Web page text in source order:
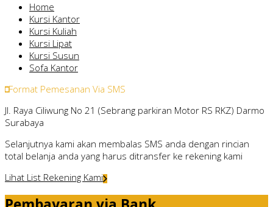
Home
Kursi Kantor
Kursi Kuliah
Kursi Lipat
Kursi Susun
Sofa Kantor
Format Pemesanan Via SMS
Jl. Raya Ciliwung No 21 (Sebrang parkiran Motor RS RKZ) Darmo
Surabaya
Selanjutnya kami akan membalas SMS anda dengan rincian
total belanja anda yang harus ditransfer ke rekening kami
Lihat List Rekening Kami